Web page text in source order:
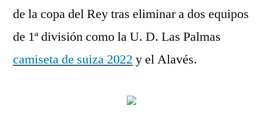
de la copa del Rey tras eliminar a dos equipos
de 1ª división como la U. D. Las Palmas
camiseta de suiza 2022 y el Alavés.